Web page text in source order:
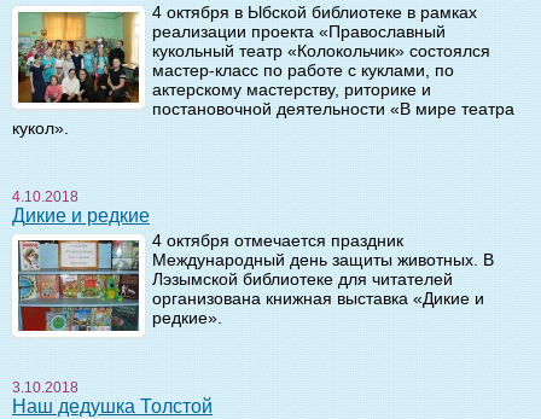
4 октября в Ыбской библиотеке в рамках
реализации проекта «Православный
кукольный театр «Колокольчик» состоялся
мастер-класс по работе с куклами, по
актерскому мастерству, риторике и
постановочной деятельности «В мире театра
кукол».
4.10.2018
Дикие и редкие
4 октября отмечается праздник
Международный день защиты животных. В
Лэзымской библиотеке для читателей
организована книжная выставка «Дикие и
редкие».
3.10.2018
Наш дедушка Толстой